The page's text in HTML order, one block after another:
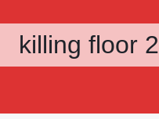
killing floor 2